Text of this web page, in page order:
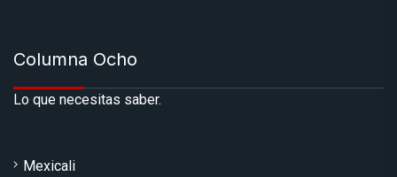
Columna Ocho
Lo que necesitas saber.
Mexicali